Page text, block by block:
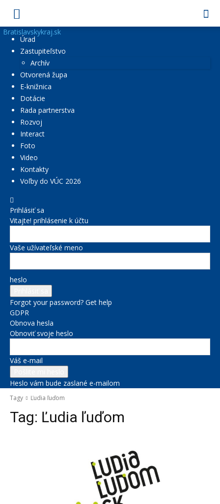
Bratislavskykraj.sk
Úrad
Zastupiteľstvo
Archív
Otvorená župa
E-knižnica
Dotácie
Rada partnerstva
Rozvoj
Interact
Foto
Video
Kontakty
Voľby do VÚC 2026
Prihlásiť sa
Vitajte! prihlásenie k účtu
Vaše užívateľské meno
heslo
Forgot your password? Get help
GDPR
Obnova hesla
Obnoviť svoje heslo
Váš e-mail
Heslo vám bude zaslané e-mailom
Tagy Ľudia ľuďom
Tag: Ľudia ľuďom